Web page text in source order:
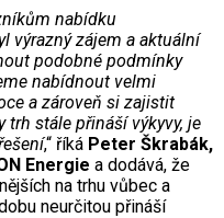
nabídku
výrazný zájem a aktuální
podobné podmínky
nabídnout velmi
a zároveň si zajistit
stále přináší výkyvy, je
,“ říká Peter Škrabák,
Energie a dodává, že
na trhu vůbec a
neurčitou přináší